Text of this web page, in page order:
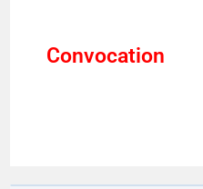
Convocation